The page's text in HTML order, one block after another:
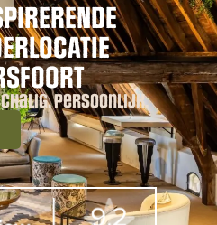
persoonlijk.